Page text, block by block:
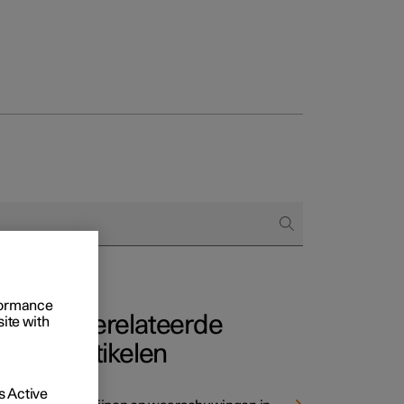
alle aard
Gerelateerde
artikelen
with
Active